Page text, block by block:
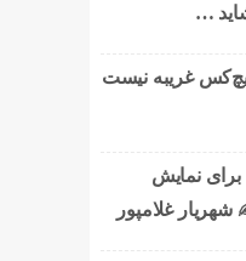
…
غریبه نیست
برای نمایش
غلامپور